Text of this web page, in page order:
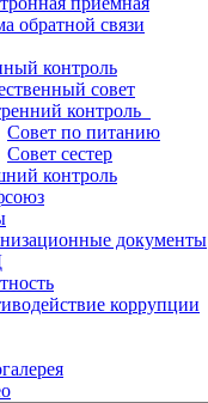
обратной связи
контроль
совет
контроль
Совет по питанию
Совет сестер
контроль
документы
коррупции